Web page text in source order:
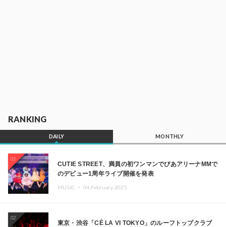
RANKING
DAILY MONTHLY
01
CUTIE STREET、満員の初ワンマンでぴあアリーナMMで
のデビュー1周年ライブ開催を発表
MUSIC ・ 04.February.2025
02
東京・渋谷「CÉ LA VI TOKYO」のルーフトップクラブ